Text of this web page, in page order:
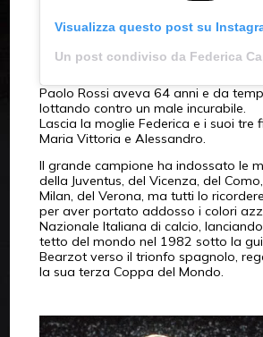
Visualizza questo post su
Paolo Rossi aveva 64 anni e da
lottando contro un male incurabile.
Lascia la moglie Federica e i suoi tre
Maria Vittoria e Alessandro.
Il grande campione ha indossato le
della Juventus, del Vicenza, del
Milan, del Verona, ma tutti lo
per aver portato addosso i colori
Nazionale Italiana di calcio,
tetto del mondo nel 1982 sotto la
Bearzot verso il trionfo spagnolo,
la sua terza Coppa del Mondo.